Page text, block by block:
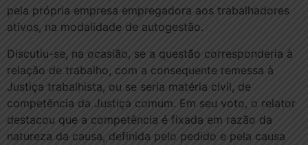
pela própria empresa empregadora aos trabalhadores
ativos, na modalidade de autogestão.
Discutiu-se, na ocasião, se a questão corresponderia à
relação de trabalho, com a consequente remessa à
Justiça trabalhista, ou se seria matéria civil, de
competência da Justiça comum. Em seu voto, o relator
destacou que a competência é fixada em razão da
natureza da causa, definida pelo pedido e pela causa